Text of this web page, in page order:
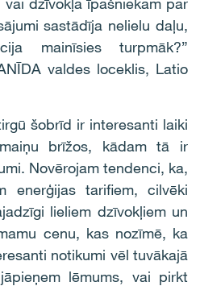
sastādīja nelielu daļu,
mainīsies turpmāk?”
valdes loceklis, Latio
šobrīd ir interesanti laiki
brīžos, kādam tā ir
Novērojam tendenci, ka,
enerģijas tarifiem, cilvēki
lieliem dzīvokļiem un
cenu, kas nozīmē, ka
notikumi vēl tuvākajā
lēmums, vai pirkt